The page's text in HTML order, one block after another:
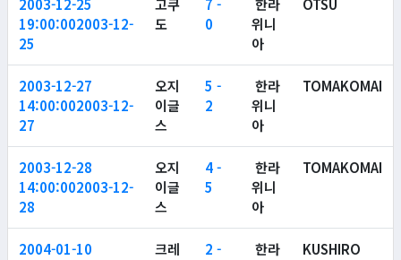
2003-12-25
19:00:002003-12-
25
고쿠
도
7 -
0
한라
위니
아
OTSU
2003-12-27
14:00:002003-12-
27
오지
이글
스
5 -
2
한라
위니
아
TOMAKOMAI
2003-12-28
14:00:002003-12-
28
오지
이글
스
4 -
5
한라
위니
아
TOMAKOMAI
2004-01-10
크레
2 -
한라
KUSHIRO